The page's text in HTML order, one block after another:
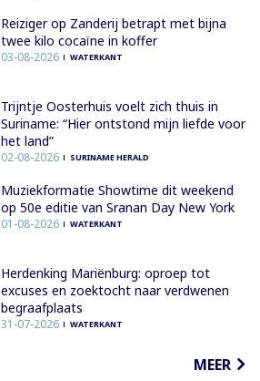
Reiziger op Zanderij betrapt met bijna
twee kilo cocaïne in koffer
03-08-2026 WATERKANT
Trijntje Oosterhuis voelt zich thuis in
Suriname: “Hier ontstond mijn liefde voor
het land”
02-08-2026 SURINAME HERALD
Muziekformatie Showtime dit weekend
op 50e editie van Sranan Day New York
01-08-2026 WATERKANT
Herdenking Mariënburg: oproep tot
excuses en zoektocht naar verdwenen
begraafplaats
31-07-2026 WATERKANT
MEER